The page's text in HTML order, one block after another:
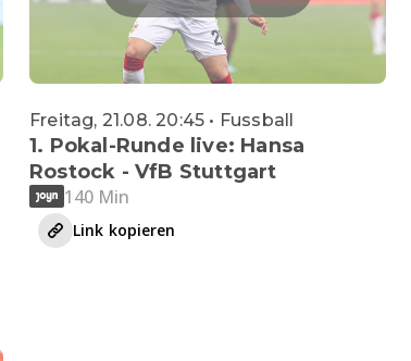
Freitag, 21.08. 20:45 • Fussball
1. Pokal-Runde live: Hansa
Rostock - VfB Stuttgart
140 Min
Link kopieren